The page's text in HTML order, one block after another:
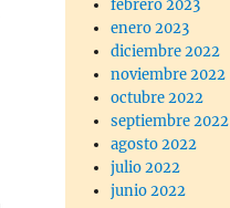
febrero 2023
enero 2023
diciembre 2022
noviembre 2022
octubre 2022
septiembre 2022
agosto 2022
julio 2022
junio 2022